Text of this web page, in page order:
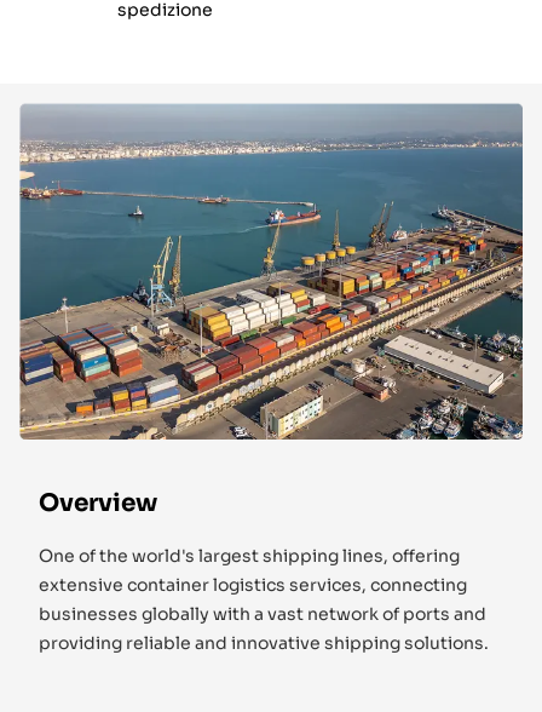
spedizione
Overview
One of the world's largest shipping lines, offering
extensive container logistics services, connecting
businesses globally with a vast network of ports and
providing reliable and innovative shipping solutions.